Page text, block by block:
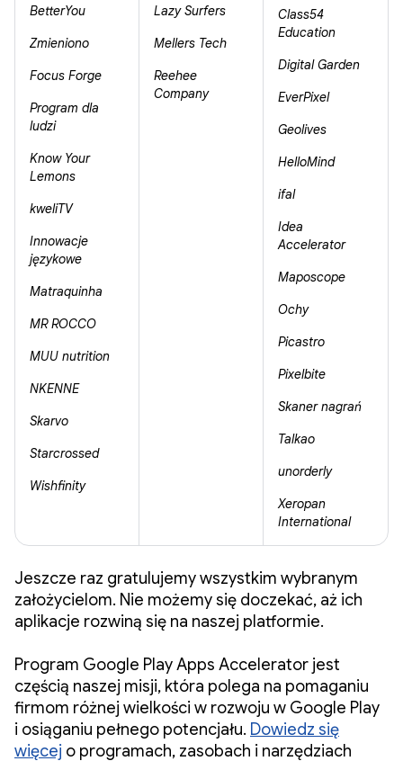
BetterYou
Zmieniono
Focus Forge
Program dla
ludzi
Know Your
Lemons
kweliTV
Innowacje
językowe
Matraquinha
MR ROCCO
MUU nutrition
NKENNE
Skarvo
Starcrossed
Wishfinity
Lazy Surfers
Mellers Tech
Reehee
Company
Class54
Education
Digital Garden
EverPixel
Geolives
HelloMind
ifal
Idea
Accelerator
Maposcope
Ochy
Picastro
Pixelbite
Skaner nagrań
Talkao
unorderly
Xeropan
International
Jeszcze raz gratulujemy wszystkim wybranym
założycielom. Nie możemy się doczekać, aż ich
aplikacje rozwiną się na naszej platformie.
Program Google Play Apps Accelerator jest
częścią naszej misji, która polega na pomaganiu
firmom różnej wielkości w rozwoju w Google Play
i osiąganiu pełnego potencjału. Dowiedz się
więcej o programach, zasobach i narzędziach